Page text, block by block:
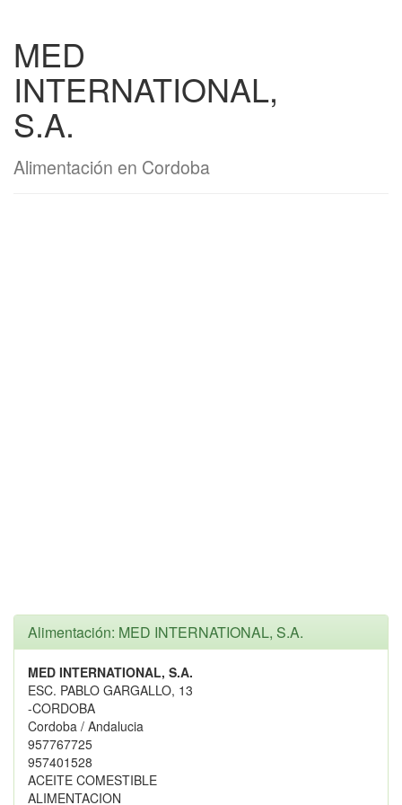
MED
INTERNATIONAL,
S.A.
Alimentación en Cordoba
Alimentación: MED INTERNATIONAL, S.A.
MED INTERNATIONAL, S.A.
ESC. PABLO GARGALLO, 13
-CORDOBA
Cordoba / Andalucia
957767725
957401528
ACEITE COMESTIBLE
ALIMENTACION